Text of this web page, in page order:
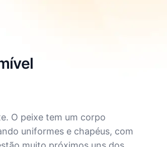
O peixe tem um corpo
uniformes e chapéus, com